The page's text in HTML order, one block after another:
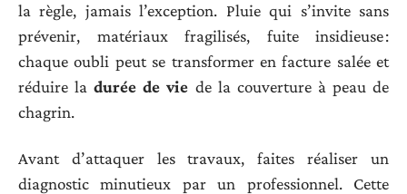
la règle, jamais l’exception. Pluie qui s’invite sans
prévenir, matériaux fragilisés, fuite insidieuse :
chaque oubli peut se transformer en facture salée et
réduire ladurée de vie de la couverture à peau de
chagrin.
Avant d’attaquer les travaux, faites réaliser un
diagnostic minutieux par un professionnel. Cette